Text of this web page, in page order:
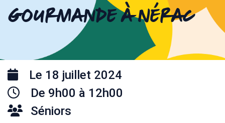
gourmande à Nérac
Le 18 juillet 2024
De 9h00 à 12h00
Séniors